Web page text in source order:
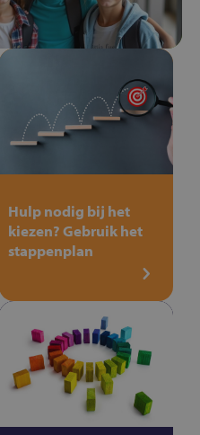
Hulp nodig bij het
kiezen? Gebruik het
stappenplan